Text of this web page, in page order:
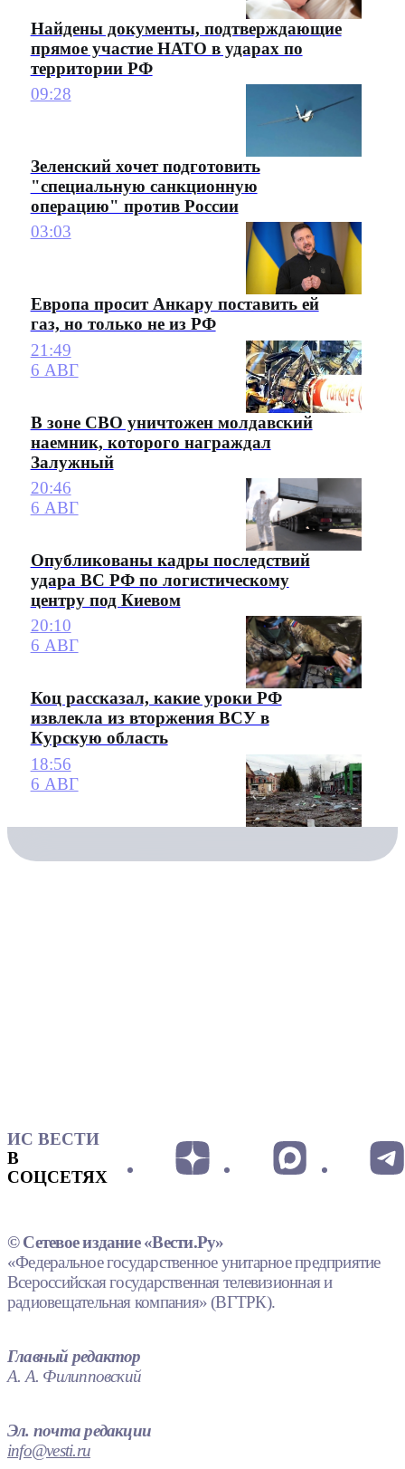
Найдены документы, подтверждающие
прямое участие НАТО в ударах по
территории РФ
09:28
Зеленский хочет подготовить
"специальную санкционную
операцию" против России
03:03
Европа просит Анкару поставить ей
газ, но только не из РФ
21:49
6 АВГ
В зоне СВО уничтожен молдавский
наемник, которого награждал
Залужный
20:46
6 АВГ
Опубликованы кадры последствий
удара ВС РФ по логистическому
центру под Киевом
20:10
6 АВГ
Коц рассказал, какие уроки РФ
извлекла из вторжения ВСУ в
Курскую область
18:56
6 АВГ
ИС ВЕСТИ
В
СОЦСЕТЯХ
© Сетевое издание «Вести.Ру»
«Федеральное государственное унитарное предприятие
Всероссийская государственная телевизионная и
радиовещательная компания» (ВГТРК).
Главный редактор
А. А. Филипповский
Эл. почта редакции
info@vesti.ru